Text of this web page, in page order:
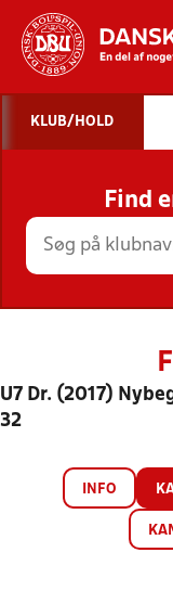
KLUB/HOLD
Find
U7 Dr. (2017)
32
INFO